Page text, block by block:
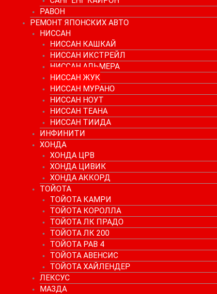
РАВОН
РЕМОНТ ЯПОНСКИХ АВТО
НИССАН
НИССАН КАШКАЙ
НИССАН ИКСТРЕЙЛ
НИССАН АЛЬМЕРА
НИССАН ЖУК
НИССАН МУРАНО
НИССАН НОУТ
НИССАН ТЕАНА
НИССАН ТИИДА
ИНФИНИТИ
ХОНДА
ХОНДА ЦРВ
ХОНДА ЦИВИК
ХОНДА АККОРД
ТОЙОТА
ТОЙОТА КАМРИ
ТОЙОТА КОРОЛЛА
ТОЙОТА ЛК ПРАДО
ТОЙОТА ЛК 200
ТОЙОТА РАВ 4
ТОЙОТА АВЕНСИС
ТОЙОТА ХАЙЛЕНДЕР
ЛЕКСУС
МАЗДА